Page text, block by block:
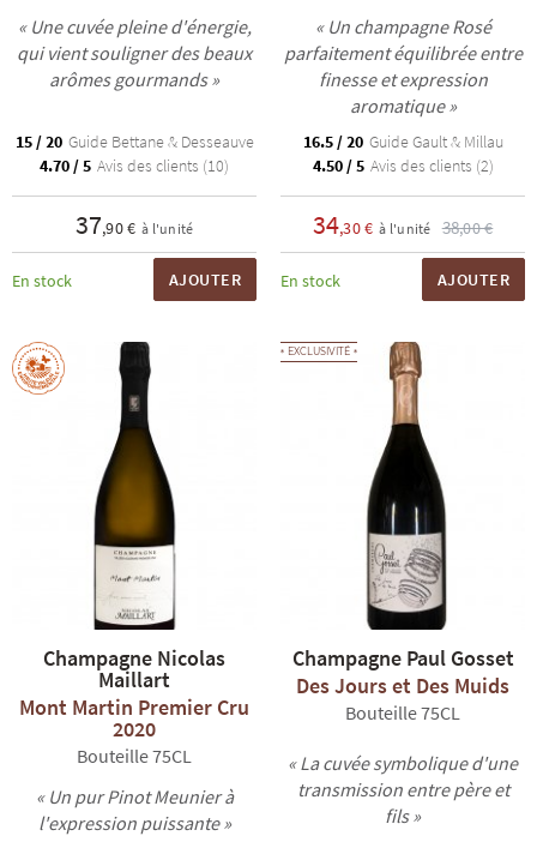
« Une cuvée pleine d'énergie,
qui vient souligner des beaux
arômes gourmands »
15 / 20 Guide Bettane & Desseauve
4.70 / 5 Avis des clients (10)
37,90 € à l'unité
En stock AJOUTER
« Un champagne Rosé
parfaitement équilibrée entre
finesse et expression
aromatique »
16.5 / 20 Guide Gault & Millau
4.50 / 5 Avis des clients (2)
34,30 € à l'unité 38,00 €
En stock AJOUTER
Champagne Nicolas
Maillart
Mont Martin Premier Cru
2020
Bouteille 75CL
« Un pur Pinot Meunier à
l'expression puissante »
EXCLUSIVITÉ
Champagne Paul Gosset
Des Jours et Des Muids
Bouteille 75CL
« La cuvée symbolique d'une
transmission entre père et
fils »